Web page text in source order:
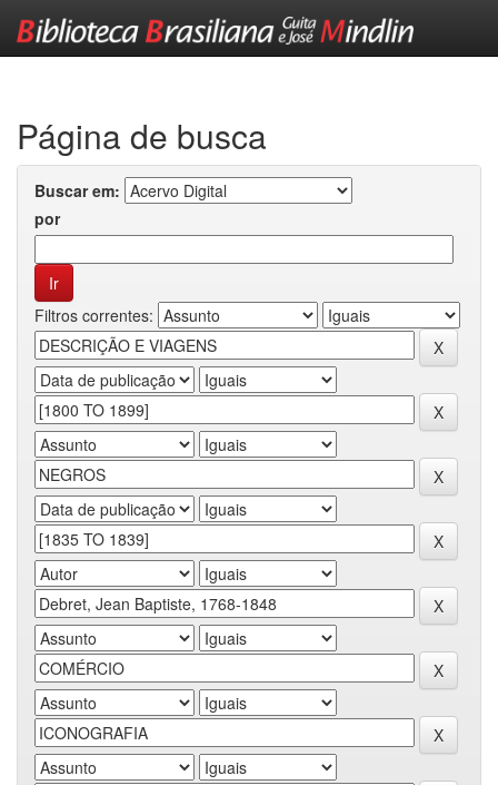
Página de busca
Buscar em:
por
Filtros correntes: